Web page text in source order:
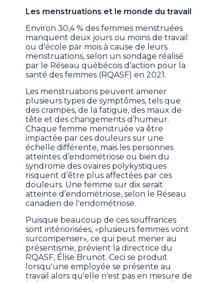
Les menstruations et le monde du travail
Environ 30,4 % des femmes menstruées
manquent deux jours ou moins de travail
ou d'école par mois à cause de leurs
menstruations, selon un sondage réalisé
par le Réseau québécois d’action pour la
santé des femmes (RQASF) en 2021.
Les menstruations peuvent amener
plusieurs types de symptômes, tels que
des crampes, de la fatigue, des maux de
tête et des changements d’humeur.
Chaque femme menstruée va être
impactée par ces douleurs sur une
échelle différente, mais les personnes
atteintes d’endométriose ou bien du
syndrome des ovaires polykystiques
risquent d’être plus affectées par ces
douleurs. Une femme sur dix serait
atteinte d’endométriose, selon le Réseau
canadien de l'endométriose.
Puisque beaucoup de ces souffrances
sont intériorisées, «plusieurs femmes vont
surcompenser», ce qui peut mener au
présentisme, prévient la directrice du
RQASF, Élise Brunot. Ceci se produit
lorsqu'une employée se présente au
travail alors qu'elle n'est pas en mesure de